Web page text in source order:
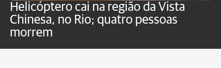
Helicóptero cai na região da Vista
Chinesa, no Rio; quatro pessoas
morrem